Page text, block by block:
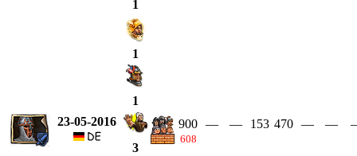
1
23-05-2016
1
1
3
900
608
— — 153 470 — —